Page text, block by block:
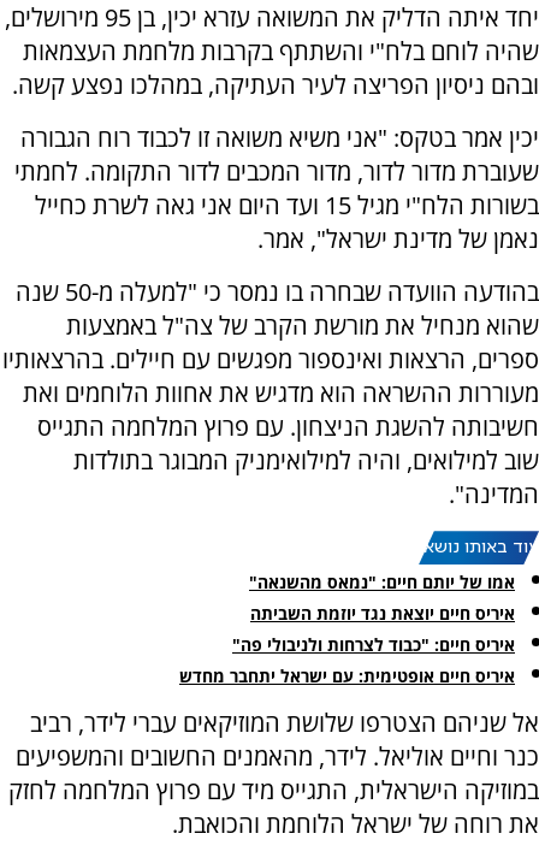
יחד איתה הדליק את המשואה עזרא יכין, בן 95 מירושלים,
שהיה לוחם בלח"י והשתתף בקרבות מלחמת העצמאות
ובהם ניסיון הפריצה לעיר העתיקה, במהלכו נפצע קשה.
יכין אמר בטקס: "אני משיא משואה זו לכבוד רוח הגבורה
שעוברת מדור לדור, מדור המכבים לדור התקומה. לחמתי
בשורות הלח"י מגיל 15 ועד היום אני גאה לשרת כחייל
נאמן של מדינת ישראל", אמר.
בהודעה הוועדה שבחרה בו נמסר כי "למעלה מ-50 שנה
שהוא מנחיל את מורשת הקרב של צה"ל באמצעות
ספרים, הרצאות ואינספור מפגשים עם חיילים. בהרצאותיו
מעוררות ההשראה הוא מדגיש את אחוות הלוחמים ואת
חשיבותה להשגת הניצחון. עם פרוץ המלחמה התגייס
שוב למילואים, והיה למילואימניק המבוגר בתולדות
המדינה".
עוד באותו נושא:
אמו של יותם חיים: "נמאס מהשנאה"
איריס חיים יוצאת נגד יוזמת השביתה
איריס חיים: "כבוד לצרחות ולניבולי פה"
איריס חיים אופטימית: עם ישראל יתחבר מחדש
אל שניהם הצטרפו שלושת המוזיקאים עברי לידר, רביב
כנר וחיים אוליאל. לידר, מהאמנים החשובים והמשפיעים
במוזיקה הישראלית, התגייס מיד עם פרוץ המלחמה לחזק
את רוחה של ישראל הלוחמת והכואבת.